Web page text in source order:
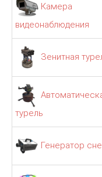
Камера
видеонаблюдения
Зенитная
турель
Генератор